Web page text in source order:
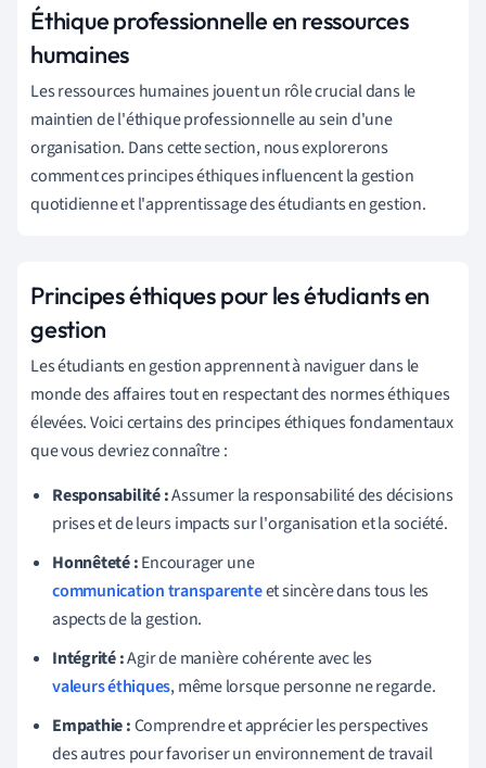
Éthique professionnelle en ressources
humaines
Les ressources humaines jouent un rôle crucial dans le
maintien de l'éthique professionnelle au sein d'une
organisation. Dans cette section, nous explorerons
comment ces principes éthiques influencent la gestion
quotidienne et l'apprentissage des étudiants en gestion.
Principes éthiques pour les étudiants en
gestion
Les étudiants en gestion apprennent à naviguer dans le
monde des affaires tout en respectant des normes éthiques
élevées. Voici certains des principes éthiques fondamentaux
que vous devriez connaître :
Responsabilité :Assumer la responsabilité des décisions
prises et de leurs impacts sur l'organisation et la société.
Honnêteté :Encourager une
communication transparenteet sincère dans tous les
aspects de la gestion.
Intégrité :Agir de manière cohérente avec les
valeurs éthiques, même lorsque personne ne regarde.
Empathie :Comprendre et apprécier les perspectives
des autres pour favoriser un environnement de travail